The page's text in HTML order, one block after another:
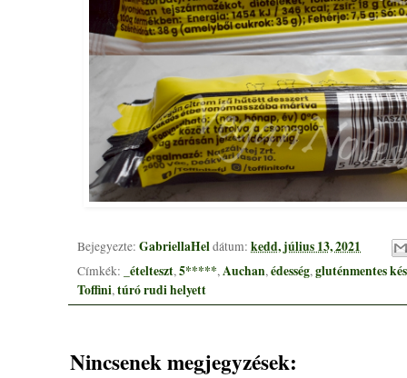
Bejegyezte: GabriellaHeldátum: kedd, július 13, 2021
Címkék: _ételteszt,5*****,Auchan,édesség,gluténmentes
Toffini,túró rudi helyett
Nincsenek megjegyzések: